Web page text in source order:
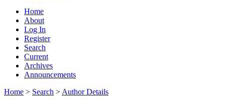
Home
About
Log In
Register
Search
Current
Archives
Announcements
Home > Search > Author Details